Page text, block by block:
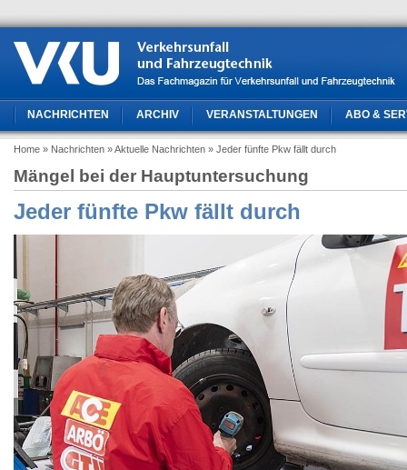
NACHRICHTEN ARCHIV VERANSTALTUNGEN ABO &
Home » Nachrichten » Aktuelle Nachrichten » Jeder fünfte Pkw fällt durch
Mängel bei der Hauptuntersuchung
Jeder fünfte Pkw fällt durch